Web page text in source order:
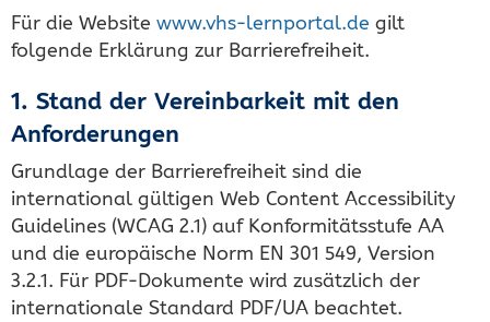
Für die Website www.vhs-lernportal.de gilt
folgende Erklärung zur Barrierefreiheit.
1. Stand der Vereinbarkeit mit den
Anforderungen
Grundlage der Barrierefreiheit sind die
international gültigen Web Content Accessibility
Guidelines (WCAG 2.1) auf Konformitätsstufe AA
und die europäische Norm EN 301 549, Version
3.2.1. Für PDF-Dokumente wird zusätzlich der
internationale Standard PDF/UA beachtet.